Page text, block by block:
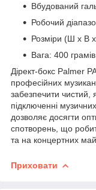
Вбудований
Робочий
Розміри (Ш x В
Вага: 400 грамів
Дірект-бокс Palmer
професійних
забезпечити чистий,
підключенні
дозволяє досягти
спотворень, що
та на концертних
Приховати